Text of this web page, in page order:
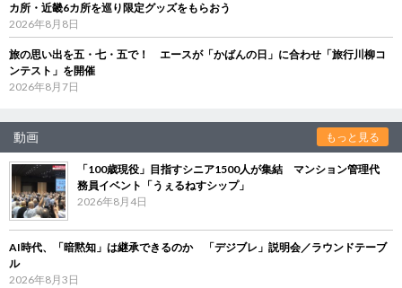
カ所・近畿6カ所を巡り限定グッズをもらおう
2026年8月8日
旅の思い出を五・七・五で！ エースが「かばんの日」に合わせ「旅行川柳コ
ンテスト」を開催
2026年8月7日
動画 もっと見る
「100歳現役」目指すシニア1500人が集結 マンション管理代
務員イベント「うぇるねすシップ」
2026年8月4日
AI時代、「暗黙知」は継承できるのか 「デジブレ」説明会／ラウンドテーブ
ル
2026年8月3日